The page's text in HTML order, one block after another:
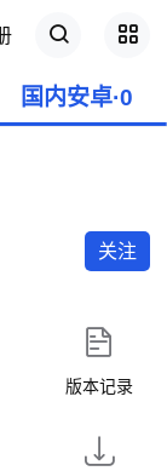
国内安卓·0
关注
版本记录